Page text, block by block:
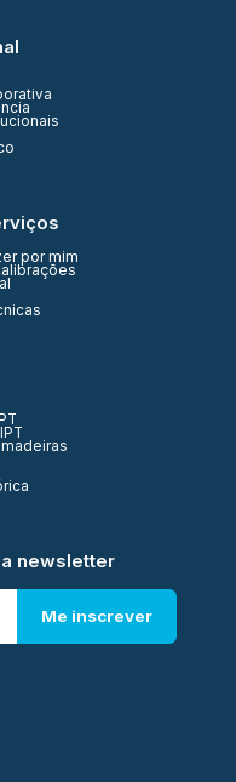
por mim
newsletter
Me inscrever